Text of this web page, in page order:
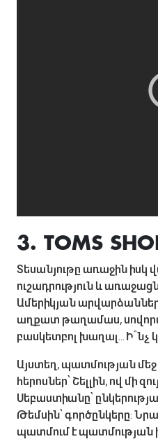
3. TOMS
Տեսանյութը առաջին իսկ
ուշադրություն և
Ամերիկյան
աղքատ թաղամաս,
բասկետբոլ խաղալ... Ի՞նչ
Այստեղ, պատմության մեջ
հերոսներ՝ Շելլին, ով մի
Սեբաստիանը՝
Թեմսին՝ գործընկերը:
պատմում է պատմության